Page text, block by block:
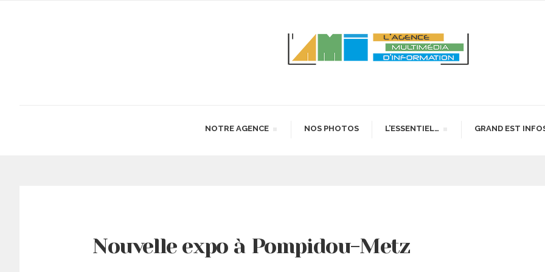
NOTRE AGENCE NOS PHOTOS L’ESSENTIEL… GRAND EST
Nouvelle expo à Pompidou-Metz